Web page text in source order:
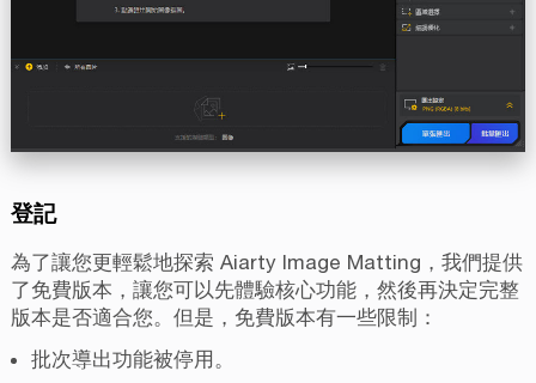
登記
為了讓您更輕鬆地探索 Aiarty Image Matting，我們提供
了免費版本，讓您可以先體驗核心功能，然後再決定完整
版本是否適合您。但是，免費版本有一些限制：
批次導出功能被停用。